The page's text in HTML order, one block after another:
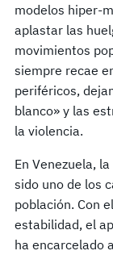
modelos hiper-
aplastar las
movimientos
siempre recae
periféricos,
blanco» y las
la violencia.
En Venezuela,
sido uno de los
población. Con
estabilidad, el
ha encarcelado